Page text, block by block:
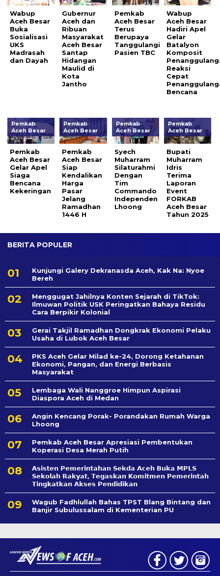
Wabup
Aceh Besar
Buka
Sosialisasi
UKS
Madrasah
dan Dayah
Gubernur
Aceh dan
Ribuan
Masyarakat
Aceh Besar
Santap
Hidangan
Maulid di
Kota
Jantho
Pemkab
Aceh Besar
Terus
Berupaya
Tanggulangi
Pasien TBC
Wabup
Aceh Besar
Hadiri Apel
Gelar
Batalyon
Komposit
Reaksi
Cepat
Bencana
Pemkab
Aceh Besar
Pemkab
Aceh Besar
Gelar Apel
Siaga
Bencana
Kekeringan
Pemkab
Aceh Besar
Pemkab
Aceh Besar
Siap
Kendalikan
Harga
Pasar
Jelang
Ramadhan
1446 H
Pemkab
Aceh Besar
Syech
Muharram
Silaturahmi
Dengan
Tim
Commando
Independen
Lhoong
Pemkab
Aceh Besar
Bupati
Muharram
Idris
Terima
Laporan
Event
FORKAB
Aceh Besar
Tahun 2025
BERITA POPULER
Kunjungi Galery Dekranasda Aceh, Kak Na: Nyoe
Bereh
Menggugat Jahilnya Konten Sejarah di TikTok:
Ilmuwan Politik USK Peringatkan Bahaya Residu
Cara Berpikir Kolonial
Gerai Takjil Ramadhan Dongkrak Ekonomi Pelaku
Usaha di Lubok Aceh Besar
PKS Aceh Gelar Milad ke-24, Dorong Ketahanan
Ekonomi, Pangan, dan Energi Berbasis
Masyarakat
Lembaga Wali Nanggroe Himpun Aspirasi
Diaspora Aceh di Medan
Angin Kencang Porak- Porandakan Rumah Warga
Lhoong
Pemkab Aceh Besar Apresiasi Pembentukan
Koperasi Desa Merah Putih
𝗔𝘀𝗶𝘀𝘁𝗲𝗻 𝗣𝗲𝗺𝗲𝗿𝗶𝗻𝘁𝗮𝗵𝗮𝗻 𝗦𝗲k𝗱𝗮 𝗔𝗰𝗲𝗵 𝗕𝘂𝗸𝗮 𝗠𝗣𝗟𝗦
𝗦𝗲𝗸𝗼𝗹𝗮𝗵 𝗥𝗮𝗸𝘆𝗮𝘁, 𝗧𝗲𝗴𝗮𝘀𝗸𝗮𝗻 𝗞𝗼𝗺𝗶𝘁𝗺𝗲𝗻 𝗣𝗲𝗺𝗲𝗿𝗶𝗻𝘁𝗮𝗵
𝗧𝗶𝗻𝗴𝗸𝗮𝘁𝗸𝗮𝗻 𝗔𝗸𝘀𝗲𝘀 𝗣𝗲𝗻𝗱𝗶𝗱𝗶𝗸𝗮𝗻
Wagub Fadhlullah Bahas TPST Blang Bintang dan
Banjir Subulussalam di Kementerian PU